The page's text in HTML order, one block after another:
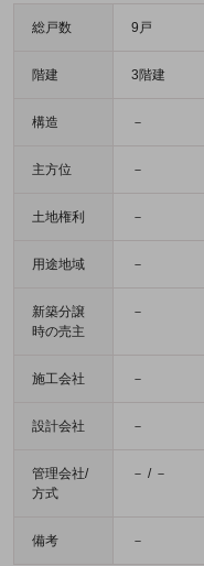
総戸数 9戸
階建 3階建
構造 －
主方位 －
土地権利 －
用途地域 －
新築分譲
時の売主
－
施工会社 －
設計会社 －
管理会社/
方式
－ / －
備考 －